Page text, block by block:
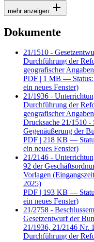
mehr anzeigen
Dokumente
21/1510 -
Durchführung der
geografischer
PDF | 1 MB — Status:
ein neues Fenster)
21/1936 -
Durchführung der
geografischer
Drucksache 21/1510 -
Gegenäußerung der
PDF | 218 KB —
ein neues Fenster)
21/2146 -
92 der
Vorlagen
2025)
PDF | 193 KB —
ein neues Fenster)
21/2758 -
Gesetzentwurf der
21/1936, 21/2146 Nr.
Durchführung der